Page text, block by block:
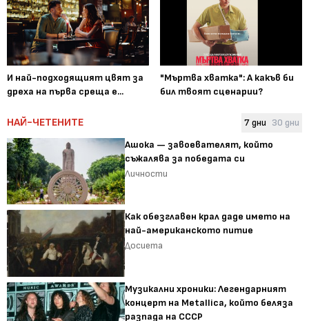
И най-подходящият цвят за
дреха на първа среща е...
"Мъртва хватка": А какъв би
бил твоят сценарии?
НАЙ-ЧЕТЕНИТЕ 7 дни 30 дни
Ашока — завоевателят, който
съжалява за победата си
Личности
Как обезглавен крал даде името на
най-американското питие
Досиета
Музикални хроники: Легендарният
концерт на Metallica, който беляза
разпада на СССР